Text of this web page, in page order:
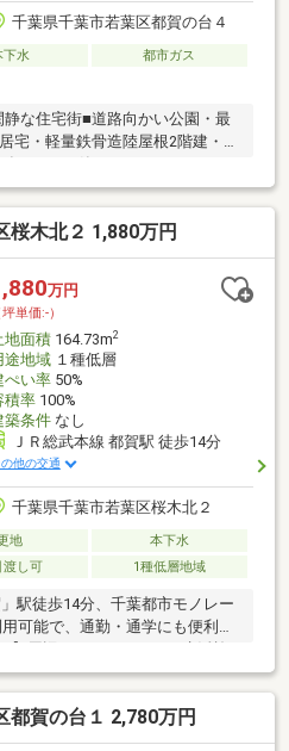
千葉県千葉市若葉区都賀の台４
下水
都市ガス
な住宅街■道路向かい公園・最
宅・軽量鉄骨造陸屋根2階建・床
桜木北２ 1,880万円
万円
坪単価:-）
地面積164.73m2
途地域１種低層
ぺい率50%
積率100%
築条件なし
ＪＲ総武本線 都賀駅 徒歩14分
の他の交通
千葉県千葉市若葉区桜木北２
地
本下水
渡し可 1種低層地域
駅徒歩14分、千葉都市モノレー
可能で、通勤・通学にも便利な
しを快適にサポート。落ち着い
せます。【LAND】陽当たり良好
ゆとりがあり、開放感ある住環
由にプランニングできます。即
都賀の台１ 2,780万円